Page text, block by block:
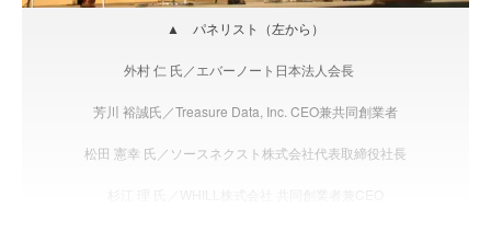
▲ パネリスト（左から）
外村 仁 氏／エバーノート日本法人会長
芳川 裕誠氏／Treasure Data, Inc. CEO兼共同創業者
松田 憲幸 氏／ソースネクスト株式会社代表取締役社長